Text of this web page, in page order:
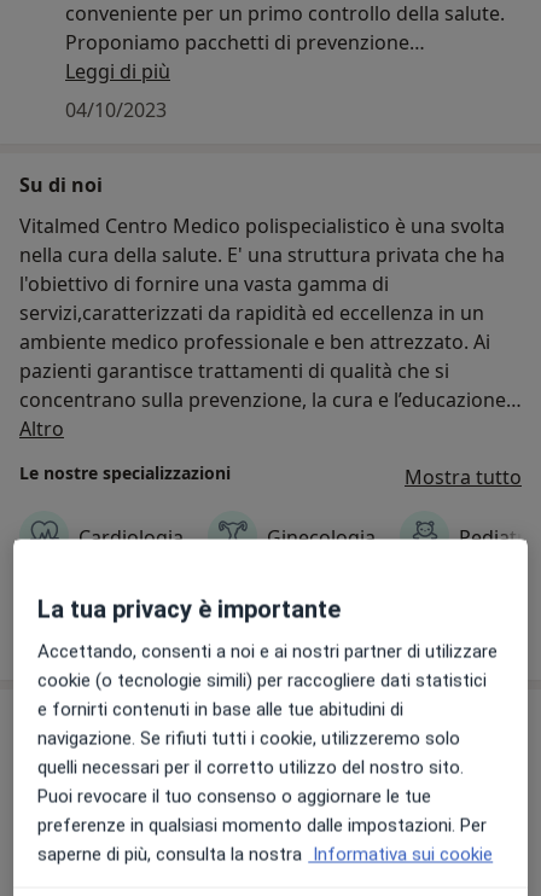
conveniente per un primo controllo della salute.
Proponiamo pacchetti di prevenzione
cardiovascolare:
-Visita completa con elettrocardiogramma di
holter cardiaco oppure holter pressorio+
esami ematochimici(emocromo, glicemia,
colesterolo TOT HDL LDL, trigliceridi) € 210 -20% =
€170
-Visita completa con elettrocardiogramma di
base+
ecocardiogramma+
-Visita completa con elettrocardiogramma di
ecocardiogramma+
20% € 145
Possibilità di eseguire l'esame del sangue
omocisteina € 35
Leggi di più
04/10/2023
Su di noi
Vitalmed Centro Medico polispecialistico è una svolta
nella cura della salute. E' una struttura privata che ha
l'obiettivo di fornire una vasta gamma di
servizi,caratterizzati da rapidità ed eccellenza in un
ambiente medico professionale e ben attrezzato. Ai
pazienti garantisce trattamenti di qualità che si
concentrano sulla prevenzione, la cura e l’educazione.
Il nostro è un centro medico con sede a Foggia in via
l'utilizzo di macchinari di ultima generazione per le
famiglie della provincia. Un team di oltre 17 esperti,ha
raccolto le specializzazioni in varie branche della
ostetricia/ginecologia,endocrinologia,gastroenterolog
Altro
Le nostre specializzazioni Mostra tutto
Cardiologia Ginecologia Pediatria
Visualizza altre informazioni
Prestazioni disponibili
Tutte
La tua privacy è importante
Accettando, consenti a noi e ai nostri partner di utilizzare
cookie (o tecnologie simili) per raccogliere dati statistici
e fornirti contenuti in base alle tue abitudini di
navigazione. Se rifiuti tutti i cookie, utilizzeremo solo
quelli necessari per il corretto utilizzo del nostro sito.
Puoi revocare il tuo consenso o aggiornare le tue
preferenze in qualsiasi momento dalle impostazioni. Per
saperne di più, consulta la nostra Informativa sui cookie